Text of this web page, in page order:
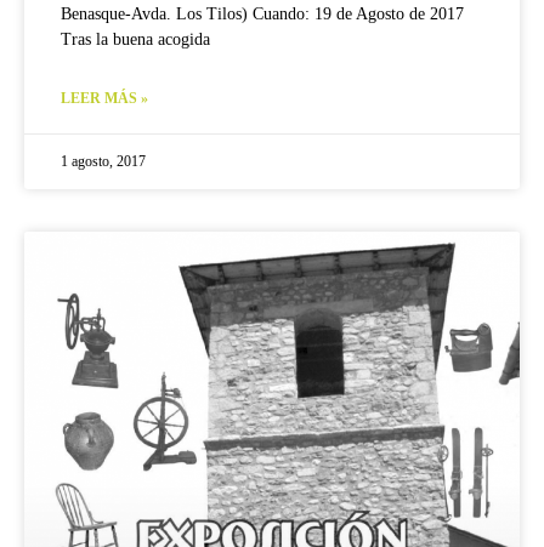
Benasque-Avda. Los Tilos) Cuando: 19 de Agosto de 2017
Tras la buena acogida
LEER MÁS »
1 agosto, 2017